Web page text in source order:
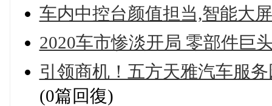
车内中控台颜值担当,智能大
2020车市惨淡开局 零部件巨
引领商机！五方天雅汽车服
(0篇回復)